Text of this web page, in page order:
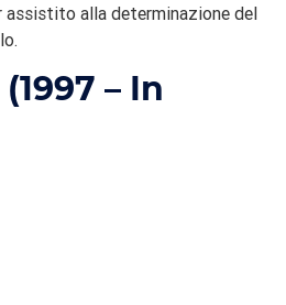
alla determinazione del
– In